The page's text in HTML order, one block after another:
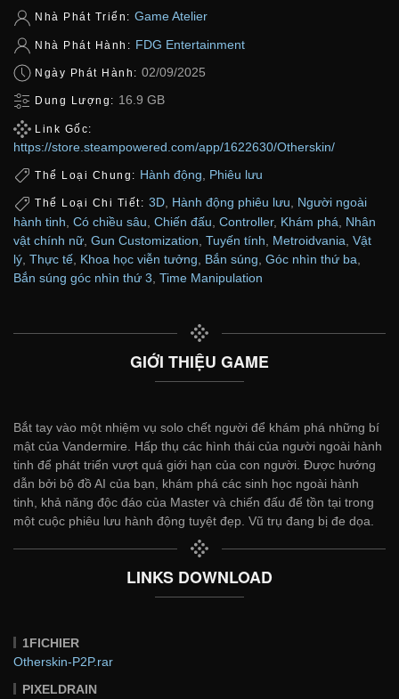
Nhà Phát Triển: Game Atelier
Nhà Phát Hành: FDG Entertainment
Ngày Phát Hành: 02/09/2025
Dung Lượng: 16.9 GB
Link Gốc:
https://store.steampowered.com/app/1622630/Otherskin/
Thể Loại Chung: Hành động Phiêu lưu
Thể Loại Chi Tiết: 3D, Hành động phiêu lưu, Người ngoài
hành tinh Có chiều sâu Chiến đấu Controller, Khám phá
Nhân
vật chính nữ Gun Customization Tuyến tính Metroidvania Vật
lý Thực tế Khoa học viễn tưởng Bắn súng Góc nhìn thứ ba
Bắn súng góc nhìn thứ 3 Time Manipulation
GIỚI THIỆU GAME
Bắt tay vào một nhiệm vụ solo chết người để khám phá những bí
mật của Vandermire. Hấp thụ các hình thái của người ngoài hành
tinh để phát triển vượt quá giới hạn của con người. Được hướng
dẫn bởi bộ đồ AI của bạn, khám phá các sinh học ngoài hành
tinh, khả năng độc đáo của Master và chiến đấu để tồn tại trong
một cuộc phiêu lưu hành động tuyệt đẹp. Vũ trụ đang bị đe dọa.
LINKS DOWNLOAD
1FICHIER
Otherskin-P2P.rar
PIXELDRAIN